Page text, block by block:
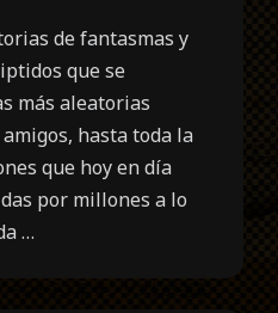
de fantasmas y
que se
más aleatorias
hasta toda la
que hoy en día
por millones a lo
…